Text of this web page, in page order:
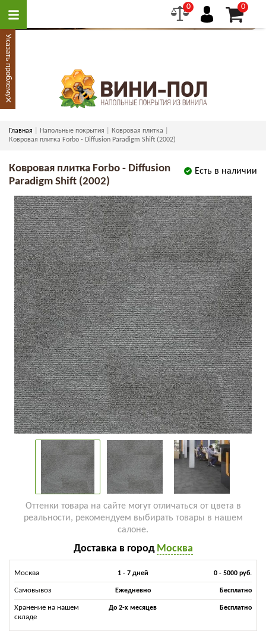
0 0
Главная Напольные покрытия
Ковровая плитка
Ковровая плитка Forbo - Diffusion Paradigm Shift (2002)
Есть в наличии
Ковровая плитка Forbo - Diffusion
Paradigm Shift (2002)
Оттенки товара на сайте могут отличаться от цвета в
реальности, рекомендуем выбирать товары в нашем
салоне.
Доставка в город Москва
Москва 1 - 7 дней 0 - 5000 руб.
Самовывоз Ежедневно Бесплатно
Хранение на нашем
складе
До 2-х месяцев Бесплатно
Указать проблему
×